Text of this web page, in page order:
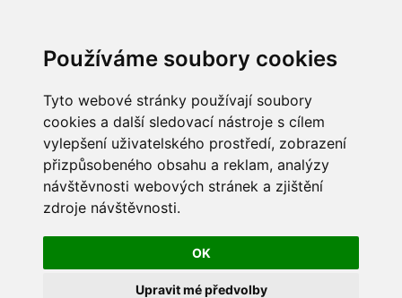
Používáme soubory cookies
Tyto webové stránky používají soubory
cookies a další sledovací nástroje s cílem
vylepšení uživatelského prostředí, zobrazení
přizpůsobeného obsahu a reklam, analýzy
návštěvnosti webových stránek a zjištění
zdroje návštěvnosti.
OK
Upravit mé předvolby